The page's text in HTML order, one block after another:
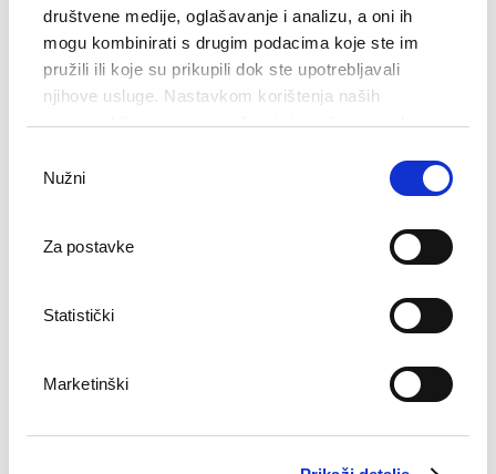
društvene medije, oglašavanje i analizu, a oni ih
mogu kombinirati s drugim podacima koje ste im
pružili ili koje su prikupili dok ste upotrebljavali
njihove usluge. Nastavkom korištenja naših
internetskih stranica vi prihvaćate našu upotrebu
pristanka
Nužni
Za postavke
Statistički
Marketinški
Hotel Bellevue
Hotel Bellevue s svojo elegantno zgodovinsko
arhitekturo ponuja poletno teraso z živo glasbo,
igralnico, ekskluzivne trgovine in idiličen pogled na